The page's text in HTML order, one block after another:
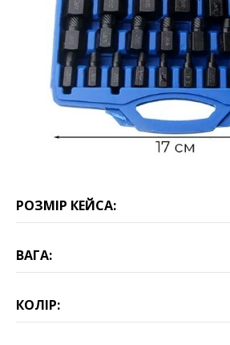
РОЗМІР КЕЙСА:
ВАГА:
КОЛІР: